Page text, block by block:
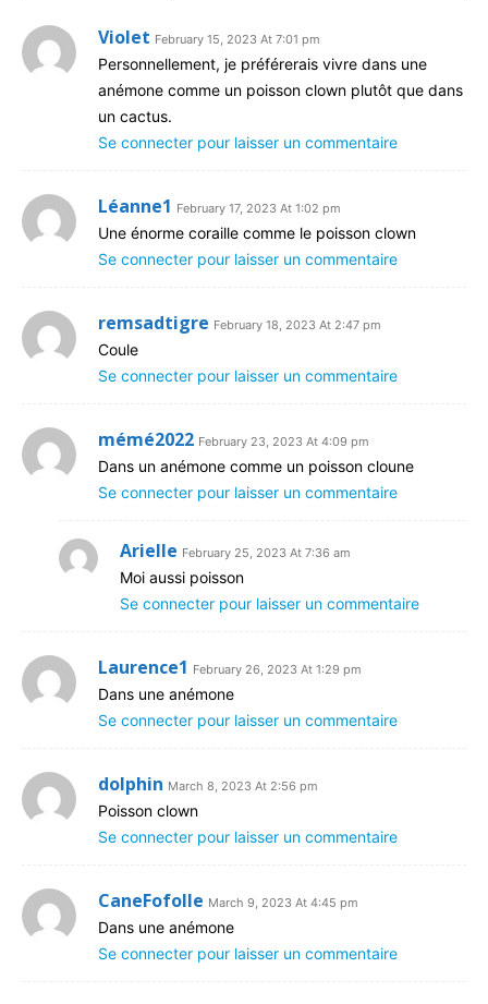
Violet February 15, 2023 At 7:01 pm
Personnellement, je préférerais vivre dans une
anémone comme un poisson clown plutôt que dans
un cactus.
Se connecter pour laisser un commentaire
Léanne1 February 17, 2023 At 1:02 pm
Une énorme coraille comme le poisson clown
Se connecter pour laisser un commentaire
remsadtigre February 18, 2023 At 2:47 pm
Coule
Se connecter pour laisser un commentaire
mémé2022 February 23, 2023 At 4:09 pm
Dans un anémone comme un poisson cloune
Se connecter pour laisser un commentaire
Arielle February 25, 2023 At 7:36 am
Moi aussi poisson
Se connecter pour laisser un commentaire
Laurence1 February 26, 2023 At 1:29 pm
Dans une anémone
Se connecter pour laisser un commentaire
dolphin March 8, 2023 At 2:56 pm
Poisson clown
Se connecter pour laisser un commentaire
CaneFofolle March 9, 2023 At 4:45 pm
Dans une anémone
Se connecter pour laisser un commentaire